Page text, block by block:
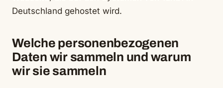
Deutschland gehostet wird.
Welche personenbezogenen
Daten wir sammeln und warum
wir sie sammeln